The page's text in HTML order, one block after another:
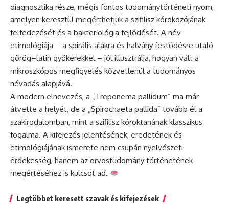
diagnosztika része, mégis fontos tudománytörténeti nyom,
amelyen keresztül megérthetjük a szifilisz kórokozójának
felfedezését és a bakteriológia fejlődését. A név
etimológiája – a spirális alakra és halvány festődésre utaló
görög–latin gyökerekkel – jól illusztrálja, hogyan vált a
mikroszkópos megfigyelés közvetlenül a tudományos
névadás alapjává.
A modern elnevezés, a „Treponema pallidum” ma már
átvette a helyét, de a „Spirochaeta pallida” tovább él a
szakirodalomban, mint a szifilisz kóroktanának klasszikus
fogalma. A kifejezés jelentésének, eredetének és
etimológiájának ismerete nem csupán nyelvészeti
érdekesség, hanem az orvostudomány történetének
megértéséhez is kulcsot ad.
Legtöbbet keresett szavak és kifejezések